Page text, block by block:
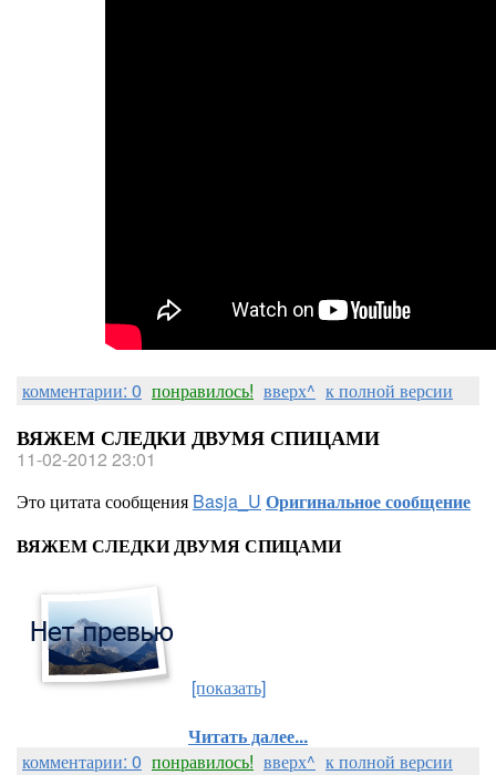
комментарии: 0 понравилось! вверх^ к полной версии
ВЯЖЕМ СЛЕДКИ ДВУМЯ СПИЦАМИ
11-02-2012 23:01
Это цитата сообщения Basja_U Оригинальное сообщение
ВЯЖЕМ СЛЕДКИ ДВУМЯ СПИЦАМИ
[показать]
Читать далее...
комментарии: 0 понравилось! вверх^ к полной версии